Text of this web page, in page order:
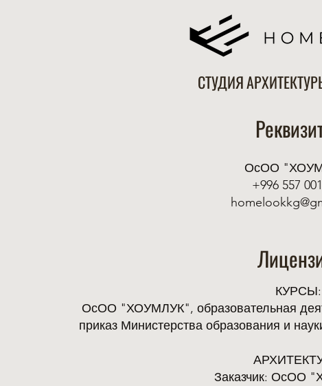
СТУДИЯ
ОсОО
+996 557
КУРСЫ:
ОсОО "ХОУМЛУК", образовательная
приказ Министерства образования и
Заказчик: ОсОО